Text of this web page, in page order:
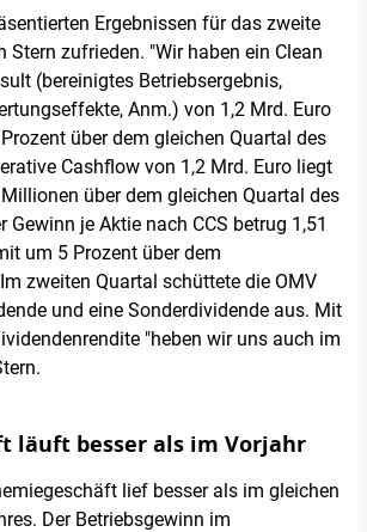
Ergebnissen für das zweite
Stern zufrieden. "Wir haben ein Clean
(bereinigtes Betriebsergebnis,
Anm.) von 1,2 Mrd. Euro
über dem gleichen Quartal des
Cashflow von 1,2 Mrd. Euro liegt
über dem gleichen Quartal des
Gewinn je Aktie nach CCS betrug 1,51
um 5 Prozent über dem
zweiten Quartal schüttete die OMV
und eine Sonderdividende aus. Mit
"heben wir uns auch im
läuft besser als im Vorjahr
lief besser als im gleichen
Der Betriebsgewinn im